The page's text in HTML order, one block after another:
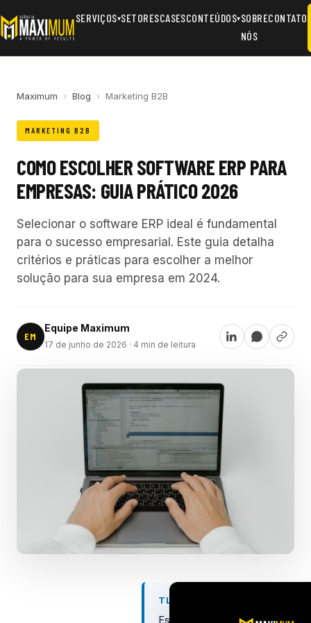
SERVIÇOS▾SETORESCASESCONTEÚDOS▾SOBRE
NÓS
CONTATO
Maximum › Blog › Marketing B2B
MARKETING B2B
COMO ESCOLHER SOFTWARE ERP PARA
EMPRESAS: GUIA PRÁTICO 2026
Selecionar o software ERP ideal é fundamental
para o sucesso empresarial. Este guia detalha
critérios e práticas para escolher a melhor
solução para sua empresa em 2024.
EM
Equipe Maximum
17 de junho de 2026 · 4 min de leitura
TL;DR
Escolher